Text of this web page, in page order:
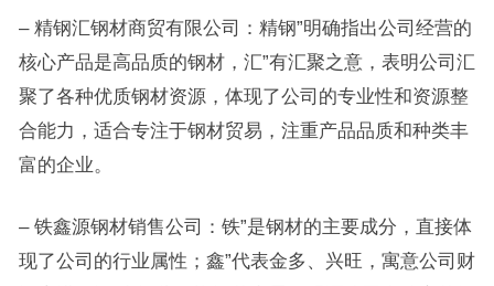
– 精钢汇钢材商贸有限公司：精钢”明确指出公司经营的
核心产品是高品质的钢材，汇”有汇聚之意，表明公司汇
聚了各种优质钢材资源，体现了公司的专业性和资源整
合能力，适合专注于钢材贸易，注重产品品质和种类丰
富的企业。
– 铁鑫源钢材销售公司：铁”是钢材的主要成分，直接体
现了公司的行业属性；鑫”代表金多、兴旺，寓意公司财